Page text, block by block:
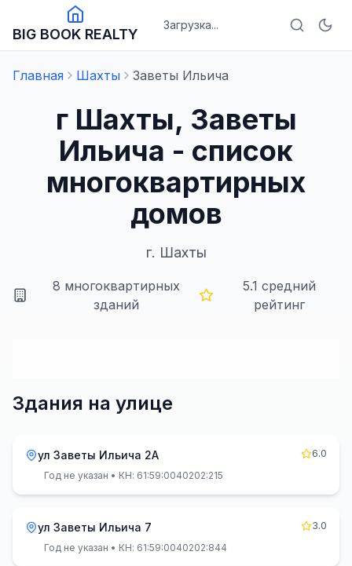
BIG BOOK REALTY
Загрузка...
Главная Шахты Заветы Ильича
г Шахты, Заветы
Ильича - список
многоквартирных
домов
г. Шахты
8 многоквартирных
зданий
5.1 средний
рейтинг
Здания на улице
ул Заветы Ильича 2А
6.0
Год не указан • КН: 61:59:0040202:215
ул Заветы Ильича 7
3.0
Год не указан • КН: 61:59:0040202:844